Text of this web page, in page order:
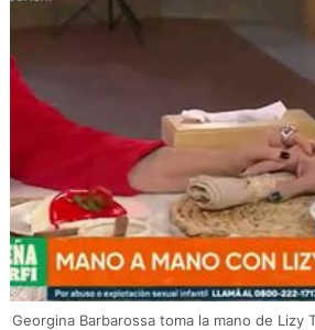
Georgina Barbarossa toma la mano de Lizy